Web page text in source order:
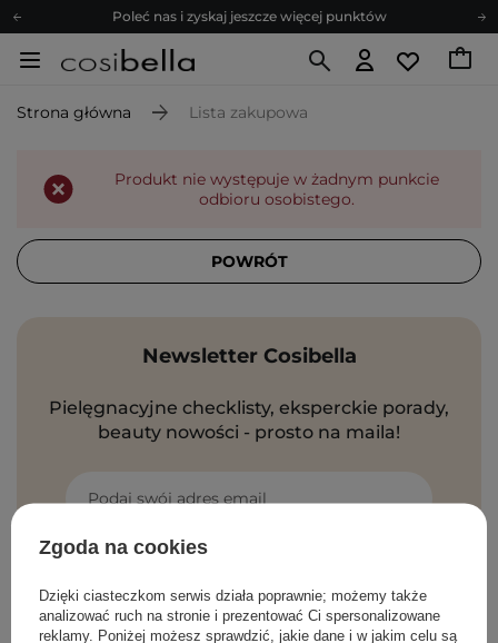
Poleć nas i zyskaj jeszcze więcej punktów
Zapisz się na newsletter pełen porad
Z nami to możliwe! Realizacja zamówienia do 24h.
Zapisz się na newsletter pełen porad
Strona główna Lista zakupowa
Produkt nie występuje w żadnym punkcie
odbioru osobistego.
POWRÓT
Newsletter Cosibella
Pielęgnacyjne checklisty, eksperckie porady,
beauty nowości - prosto na maila!
Podaj swój adres email
Zgadzam się na otrzymywanie
przetwarzanie moich danych przez
Cosibella sp. z o.o, zgodnie zpolityką
Zgoda na cookies
Dzięki ciasteczkom serwis działa poprawnie; możemy także
analizować ruch na stronie i prezentować Ci spersonalizowane
reklamy. Poniżej możesz sprawdzić, jakie dane i w jakim celu są